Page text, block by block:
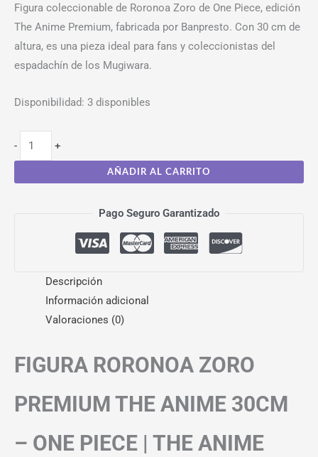
Figura coleccionable de Roronoa Zoro de One Piece, edición
The Anime Premium, fabricada por Banpresto. Con 30 cm de
altura, es una pieza ideal para fans y coleccionistas del
espadachín de los Mugiwara.
Disponibilidad: 3 disponibles
- +
AÑADIR AL CARRITO
Pago Seguro Garantizado
Descripción
Información adicional
Valoraciones (0)
FIGURA RORONOA ZORO
PREMIUM THE ANIME 30CM
– ONE PIECE | THE ANIME